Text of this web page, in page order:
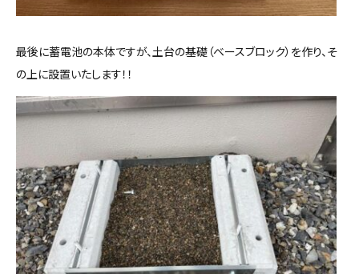
最後に蓄電池の本体ですが、土台の基礎（ベースブロック）を作り、そ
の上に設置いたします！！